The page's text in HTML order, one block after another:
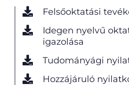
Felsőoktatási
Idegen nyelvű
igazolása
Tudományági
Hozzájáruló